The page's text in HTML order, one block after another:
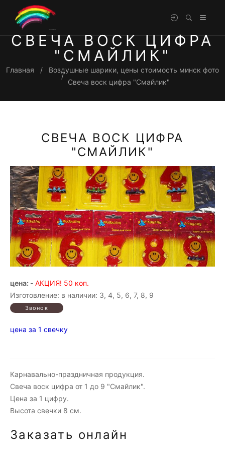
СВЕЧА ВОСК ЦИФРА
"СМАЙЛИК"
Главная
Воздушные шарики, цены стоимость минск фото
Свеча воск цифра "Смайлик"
СВЕЧА ВОСК ЦИФРА
"СМАЙЛИК"
цена: - АКЦИЯ! 50 коп.
Изготовление: в наличии: 3, 4, 5, 6, 7, 8, 9
цена за 1 свечку
Карнавально-праздничная продукция.
Свеча воск цифра от 1 до 9 "Смайлик".
Цена за 1 цифру.
Высота свечки 8 см.
Заказать онлайн